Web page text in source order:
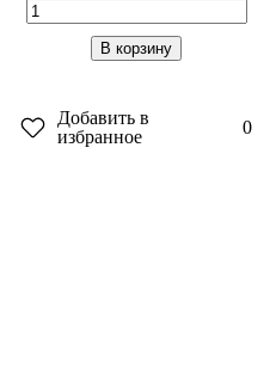
В корзину
Добавить в
избранное
0